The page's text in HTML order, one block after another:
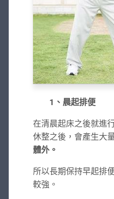
1、晨起排便
在清晨起床之後就進
休整之後，會產生大
體外。
所以長期保持早起排
較強。